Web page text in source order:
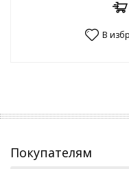
В
Покупателям